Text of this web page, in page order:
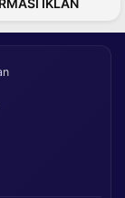
IKLAN